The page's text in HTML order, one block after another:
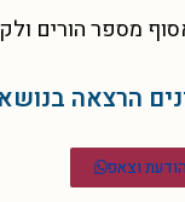
מספר הורים
הרצאה
וצאפ